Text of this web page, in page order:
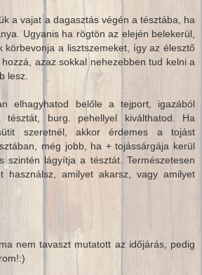
a vajat a dagasztás végén a tésztába, ha
Ugyanis ha rögtön az elején belekerül,
körbevonja a lisztszemeket, így az élesztő
azaz sokkal nehezebben tud kelni a
lesz.
elhagyhatod belőle a tejport, igazából
burg. pehellyel kiválthatod. Ha
szeretnél, akkor érdemes a tojást
még jobb, ha + tojássárgája kerül
szintén lágyítja a tésztát. Természetesen
használsz, amilyet akarsz, vagy amilyet
nem tavaszt mutatott az időjárás, pedig